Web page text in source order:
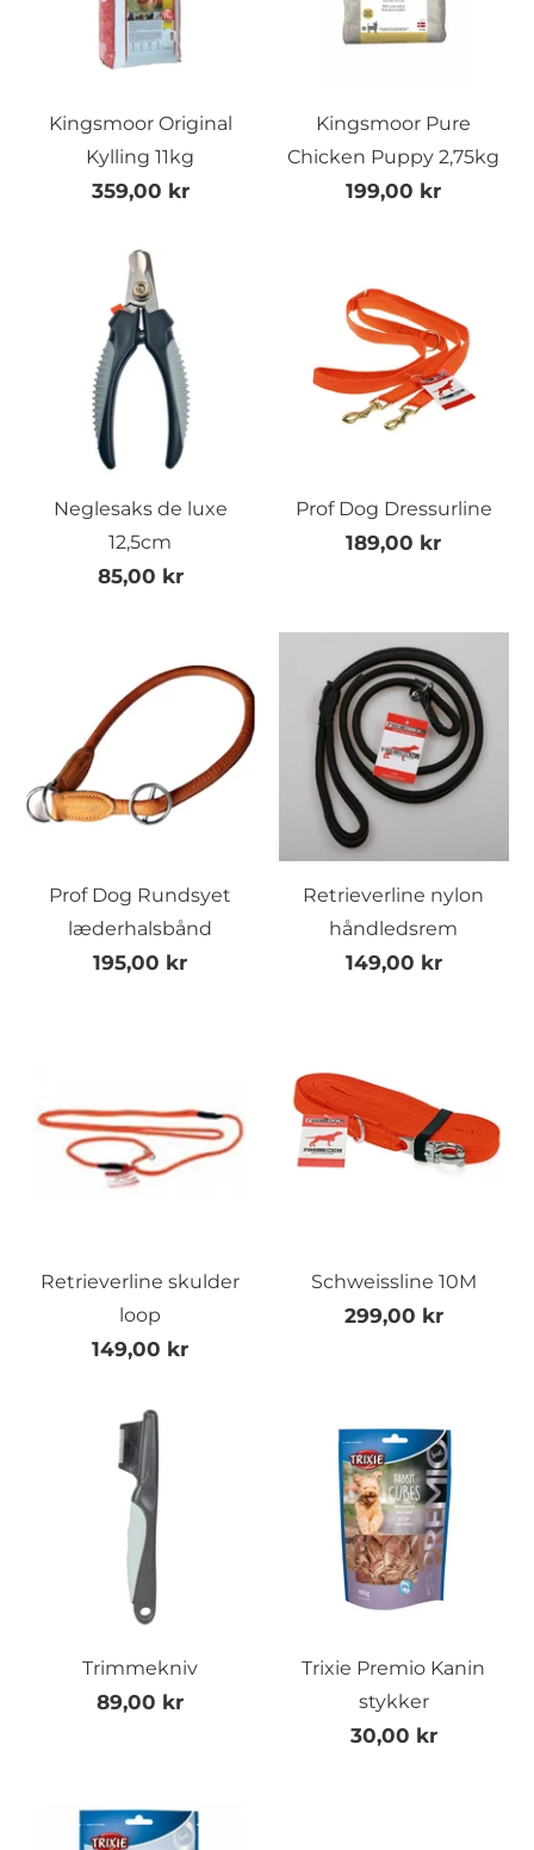
Kingsmoor Original
Kylling 11kg
359,00 kr
Kingsmoor Pure
Chicken Puppy 2,75kg
199,00 kr
Neglesaks de luxe
12,5cm
85,00 kr
Prof Dog Dressurline
189,00 kr
Prof Dog Rundsyet
læderhalsbånd
195,00 kr
Retrieverline nylon
håndledsrem
149,00 kr
Retrieverline skulder
loop
149,00 kr
Schweissline 10M
299,00 kr
Trimmekniv
89,00 kr
Trixie Premio Kanin
stykker
30,00 kr